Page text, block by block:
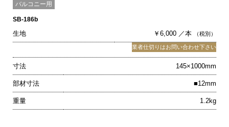
バルコニー用
SB-186b
生地 ￥6,000 ／本 （税別）
業者仕切りはお問い合わせ下さい
寸法 145×1000mm
部材寸法 ■12mm
重量 1.2kg